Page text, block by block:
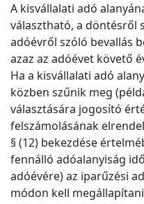
A kisvállalati adó
választható, a döntésről
adóévről szóló bevallás
azaz az adóévet követő
Ha a kisvállalati adó
közben szűnik meg
választására jogosító
felszámolásának
§ (12) bekezdése
fennálló adóalanyiság
adóévére) az iparűzési
módon kell